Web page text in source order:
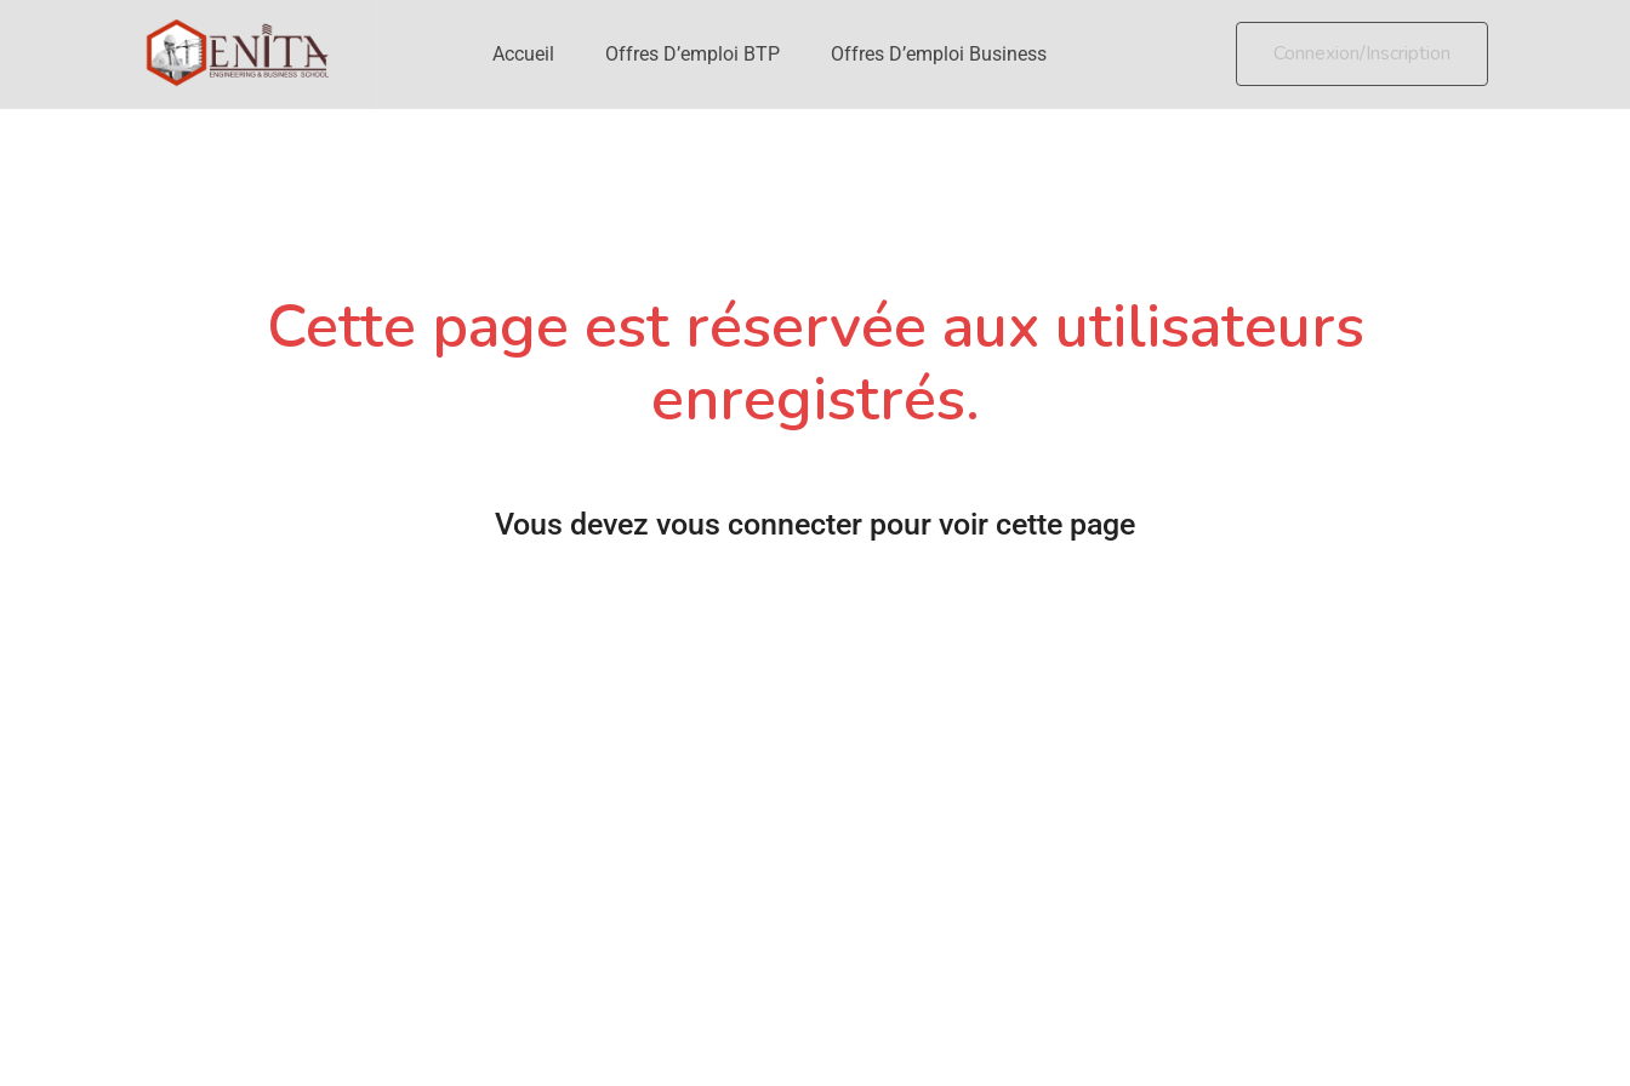
Accueil Offres D’emploi BTP Offres D’emploi Business Connexion/Inscription
Cette page est réservée aux utilisateurs
enregistrés.
Vous devez vous connecter pour voir cette page